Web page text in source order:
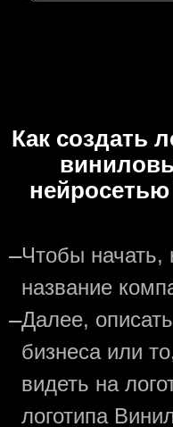
Как создать
—Чтобы начать,
название
—Далее,
бизнеса или
видеть на
логотипа